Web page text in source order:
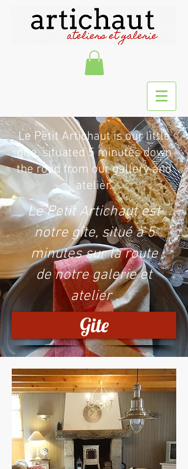
Le Petit Artichaut is our little
gite, situated 5 minutes down
the road from our gallery and
atelier.
Le Petit Artichaut est
notre gîte, situé à 5
minutes sur la route
de notre galerie et
atelier .
Gite